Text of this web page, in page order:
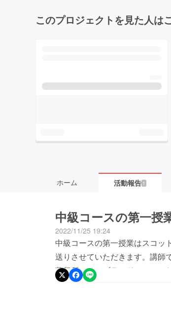
このプロジェクトを見た人は
ホーム 活動報告 1
中級コースの第一授
2022/11/25 19:24
中級コースの第一授業はスコッ
送りさせていただきます。講師
蒸留所とそのブランドについて
ラモルトを飲み比べできる貴重
コース第二授業以降に関して